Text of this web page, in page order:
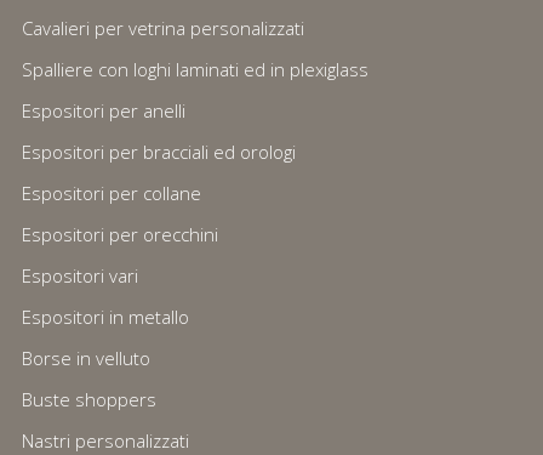
Cavalieri per vetrina personalizzati
Spalliere con loghi laminati ed in plexiglass
Espositori per anelli
Espositori per bracciali ed orologi
Espositori per collane
Espositori per orecchini
Espositori vari
Espositori in metallo
Borse in velluto
Buste shoppers
Nastri personalizzati